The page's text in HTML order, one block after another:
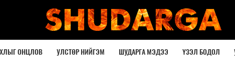
ОНЦЛОВ УЛСТӨР НИЙГЭМ ШУДАРГА МЭДЭЭ ҮЗЭЛ БОДОЛ